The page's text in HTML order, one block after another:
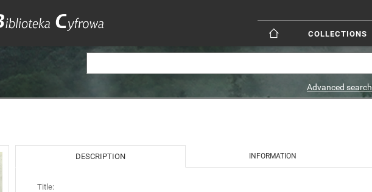
COLLECTIONS
Advanced search
DESCRIPTION INFORMATION
Title: